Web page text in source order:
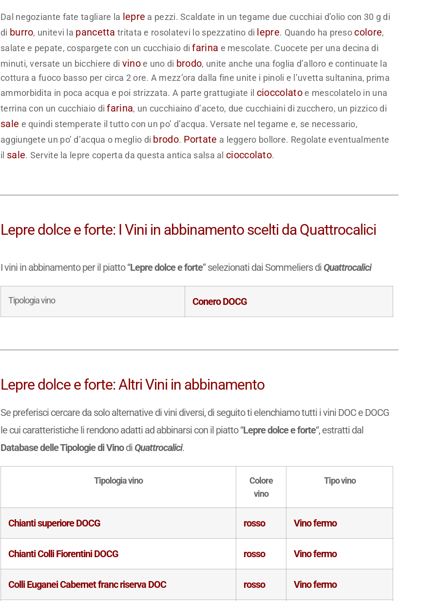
Dal negoziante fate tagliare la lepre a pezzi. Scaldate in un tegame due cucchiai d’olio con 30 g di
di burro, unitevi la pancetta tritata e rosolatevi lo spezzatino di lepre. Quando ha preso colore,
salate e pepate, cospargete con un cucchiaio difarina e mescolate. Cuocete per una decina di
minuti, versate un bicchiere di vinoe uno di brodo, unite anche una foglia d’alloro e continuate la
cottura a fuoco basso per circa 2 ore. A mezz’ora dalla fine unite i pinoli e l’uvetta sultanina, prima
ammorbidita in poca acqua e poi strizzata. A parte grattugiate il cioccolatoe mescolatelo in una
terrina con un cucchiaio difarina, un cucchiaino d’aceto, due cucchiaini di zucchero, un pizzico di
sale e quindi stemperate il tutto con un po’ d’acqua. Versate nel tegame e, se necessario,
aggiungete un po’ d’acqua o meglio di brodo. Portate a leggero bollore. Regolate eventualmente
il sale. Servite la lepre coperta da questa antica salsa al cioccolato.
Lepre dolce e forte: I Vini in abbinamento scelti da Quattrocalici
I vini in abbinamento per il piatto “Lepre dolce e forte” selezionati dai Sommeliers di Quattrocalici
Tipologia vino Conero DOCG
Lepre dolce e forte: Altri Vini in abbinamento
Se preferisci cercare da solo alternative di vini diversi, di seguito ti elenchiamo tutti i vini DOC e DOCG
le cui caratteristiche li rendono adatti ad abbinarsi con il piatto “Lepre dolce e forte“, estratti dal
Database delle Tipologie di Vinodi Quattrocalici.
Tipologia vino
Colore
vino
Tipo vino
Chianti superiore DOCG rosso Vino fermo
Chianti Colli Fiorentini DOCG rosso Vino fermo
Colli Euganei Cabernet franc riserva DOC rosso Vino fermo